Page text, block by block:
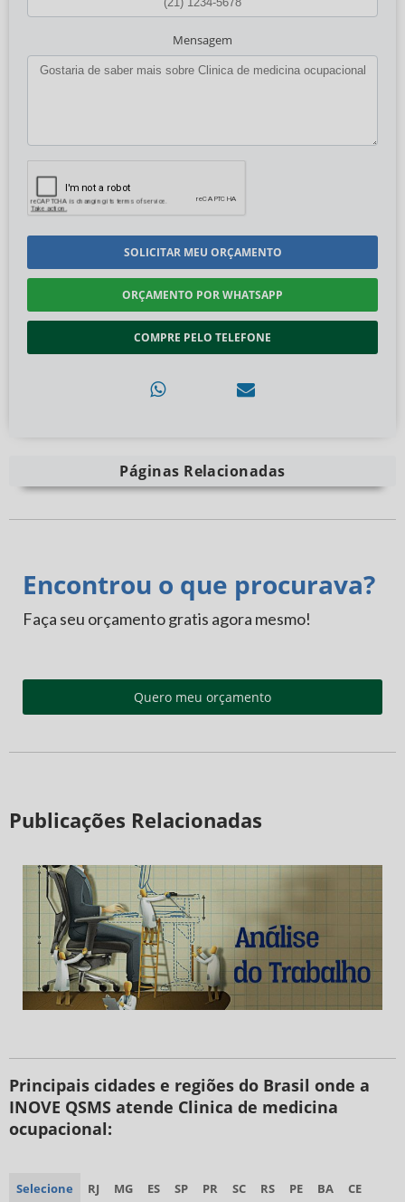
Mensagem
SOLICITAR MEU ORÇAMENTO
ORÇAMENTO POR WHATSAPP
COMPRE PELO TELEFONE
Páginas Relacionadas
Encontrou o que procurava?
Faça seu orçamento gratis agora mesmo!
Quero meu orçamento
Publicações Relacionadas
Principais cidades e regiões do Brasil onde a
INOVE QSMS atende Clinica de medicina
ocupacional:
Selecione RJ MG ES SP PR SC RS PE BA
CE